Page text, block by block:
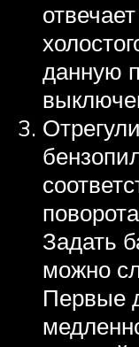
данную
Задать
можно
Первые